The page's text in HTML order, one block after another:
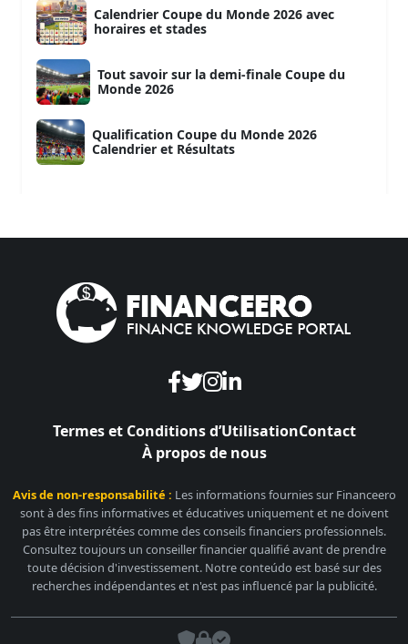
Calendrier Coupe du Monde 2026 avec
horaires et stades
Tout savoir sur la demi-finale Coupe du
Monde 2026
Qualification Coupe du Monde 2026
Calendrier et Résultats
Termes et Conditions d’UtilisationContact
À propos de nous
Avis de non-responsabilité : Les informations fournies sur Financeero
sont à des fins informatives et éducatives uniquement et ne doivent
pas être interprétées comme des conseils financiers professionnels.
Consultez toujours un conseiller financier qualifié avant de prendre
toute décision d'investissement. Notre conteúdo est basé sur des
recherches indépendantes et n'est pas influencé par la publicité.